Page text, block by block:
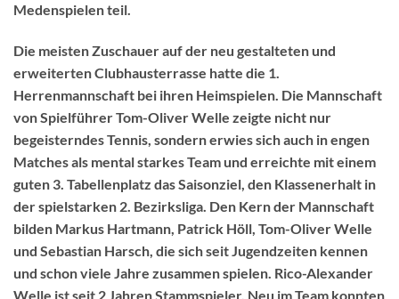
Medenspielen teil.
Die meisten Zuschauer auf der neu gestalteten und
erweiterten Clubhausterrasse hatte die 1.
Herrenmannschaft bei ihren Heimspielen. Die Mannschaft
von Spielführer Tom-Oliver Welle zeigte nicht nur
begeisterndes Tennis, sondern erwies sich auch in engen
Matches als mental starkes Team und erreichte mit einem
guten 3. Tabellenplatz das Saisonziel, den Klassenerhalt in
der spielstarken 2. Bezirksliga. Den Kern der Mannschaft
bilden Markus Hartmann, Patrick Höll, Tom-Oliver Welle
und Sebastian Harsch, die sich seit Jugendzeiten kennen
und schon viele Jahre zusammen spielen. Rico-Alexander
Welle ist seit 2 Jahren Stammspieler. Neu im Team konnten